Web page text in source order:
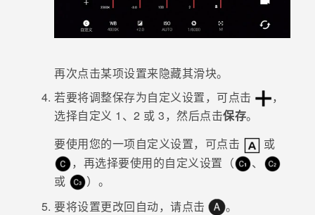
再次点击某项设置来隐藏其滑块。
若要将调整保存为自定义设置，可点击
，
选择自定义 1、2 或 3，然后点击保存。
要使用您的一项自定义设置，可点击
或
，再选择要使用的自定义设置（
、
或
）。
要将设置更改回自动，请点击
。